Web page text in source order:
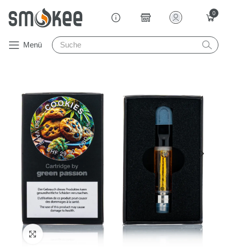
0
Menü
Zum Vergrössern anklicken